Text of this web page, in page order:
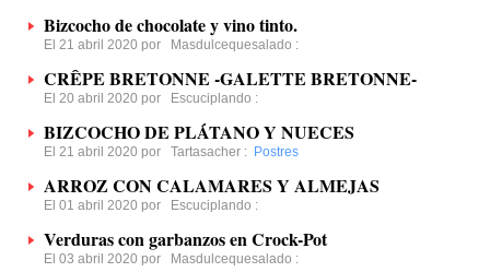
Bizcocho de chocolate y vino tinto.
El 21 abril 2020 por Masdulcequesalado :
CRÊPE BRETONNE -GALETTE BRETONNE-
El 20 abril 2020 por Escuciplando :
BIZCOCHO DE PLÁTANO Y NUECES
El 21 abril 2020 por Tartasacher : Postres
ARROZ CON CALAMARES Y ALMEJAS
El 01 abril 2020 por Escuciplando :
Verduras con garbanzos en Crock-Pot
El 03 abril 2020 por Masdulcequesalado :